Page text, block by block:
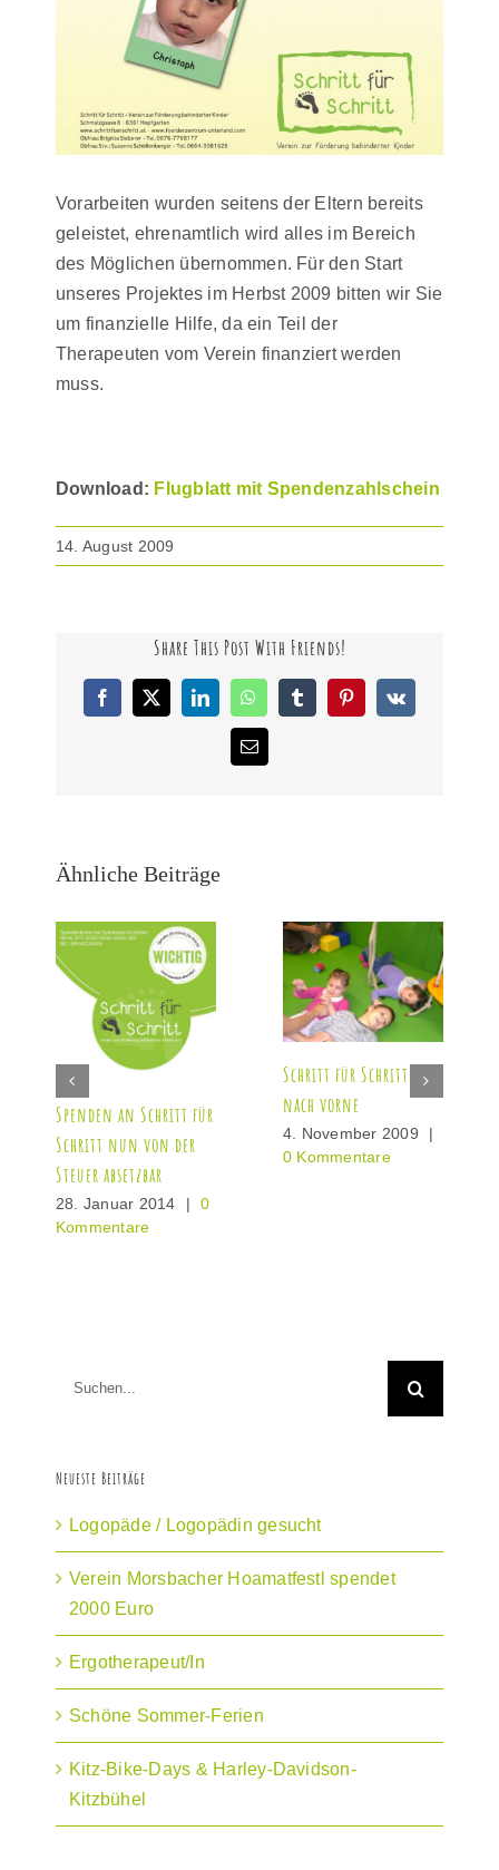
Vorarbeiten wurden seitens der Eltern bereits
geleistet, ehrenamtlich wird alles im Bereich
des Möglichen übernommen. Für den Start
unseres Projektes im Herbst 2009 bitten wir Sie
um finanzielle Hilfe, da ein Teil der
Therapeuten vom Verein finanziert werden
muss.
Download: Flugblatt mit Spendenzahlschein
14. August 2009
Share This Post With Friends!
Facebook
X LinkedInWhatsAppTumblrPinterest
Vk
E-
Ähnliche Beiträge
Spenden an Schritt für
Schritt nun von der
Steuer absetzbar
28. Januar 2014 |
0
Kommentare
Schritt für Schritt
nach vorne
4. November 2009
|
0 Kommentare
Neueste Beiträge
Logopäde / Logopädin gesucht
Verein Morsbacher Hoamatfestl spendet
2000 Euro
Ergotherapeut/In
Schöne Sommer-Ferien
Kitz-Bike-Days & Harley-Davidson-
Kitzbühel